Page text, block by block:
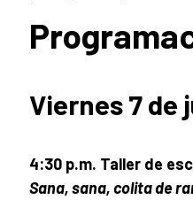
Viernes 7 de
4:30 p.m. Taller de
Sana, sana, colita de